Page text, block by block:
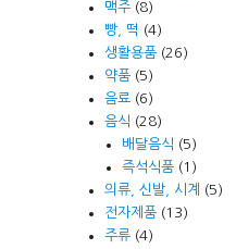
맥주(8)
빵, 떡 (4)
생활용품(26)
약품(5)
음료(6)
음식 (28)
배달음식 (5)
즉석식품(1)
의류, 신발, 시계
(5)
전자제품(13)
주류(4)